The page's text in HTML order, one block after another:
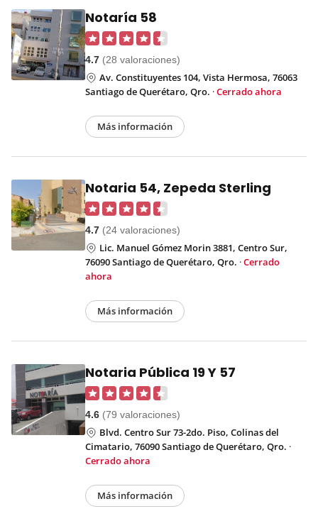
Notaría 58
4.7 (28 valoraciones)
Av. Constituyentes 104, Vista Hermosa, 76063
Santiago de Querétaro, Qro. ·Cerrado ahora
Más información
Notaria 54, Zepeda Sterling
4.7 (24 valoraciones)
Lic. Manuel Gómez Morin 3881, Centro Sur,
76090 Santiago de Querétaro, Qro. ·Cerrado
ahora
Más información
Notaria Pública 19 Y 57
4.6 (79 valoraciones)
Blvd. Centro Sur 73-2do. Piso, Colinas del
Cimatario, 76090 Santiago de Querétaro, Qro. ·
Cerrado ahora
Más información